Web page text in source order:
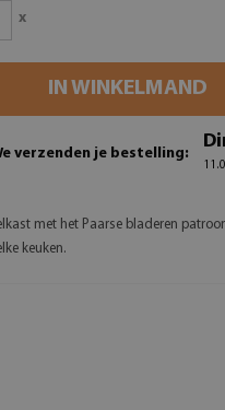
x
IN WINKELMAND
verzenden je bestelling:
met het Paarse bladeren
keuken.